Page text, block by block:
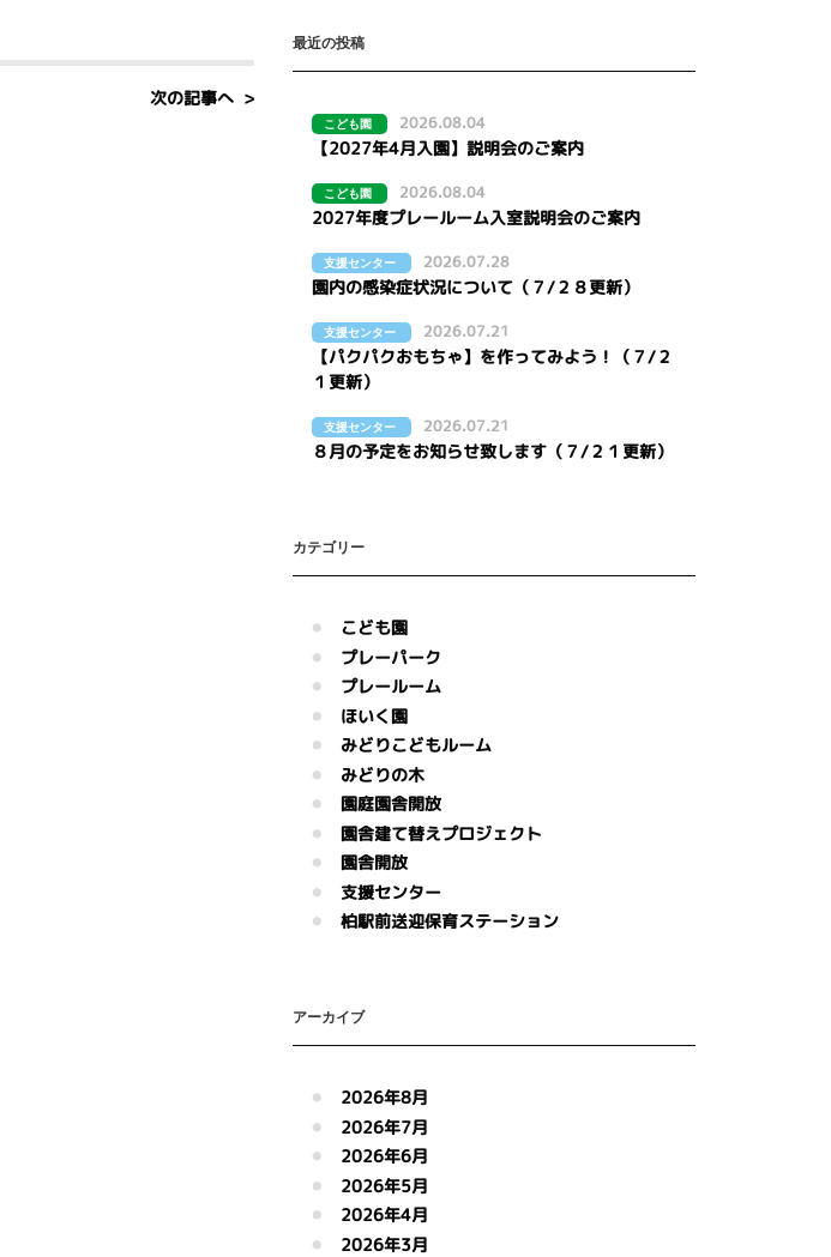
次の記事へ >
最近の投稿
こども園 2026.08.04
【2027年4月入園】説明会のご案内
こども園 2026.08.04
2027年度プレールーム入室説明会のご案内
支援センター 2026.07.28
園内の感染症状況について（７/２８更新）
支援センター 2026.07.21
【パクパクおもちゃ】を作ってみよう！（７/２
１更新）
支援センター 2026.07.21
８月の予定をお知らせ致します（７/２１更新）
カテゴリー
こども園
プレーパーク
プレールーム
ほいく園
みどりこどもルーム
みどりの木
園庭園舎開放
園舎建て替えプロジェクト
園舎開放
支援センター
柏駅前送迎保育ステーション
アーカイブ
2026年8月
2026年7月
2026年6月
2026年5月
2026年4月
2026年3月